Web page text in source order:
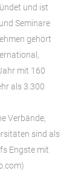
und ist
Seminare
gehört
mit 160
als 3.300
Verbände,
sind als
Engste mit